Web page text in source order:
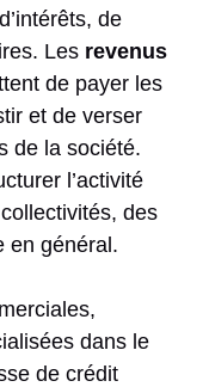
de
Les revenus
de payer les
et de verser
de la société.
l’activité
des
en général.
dans le
de crédit